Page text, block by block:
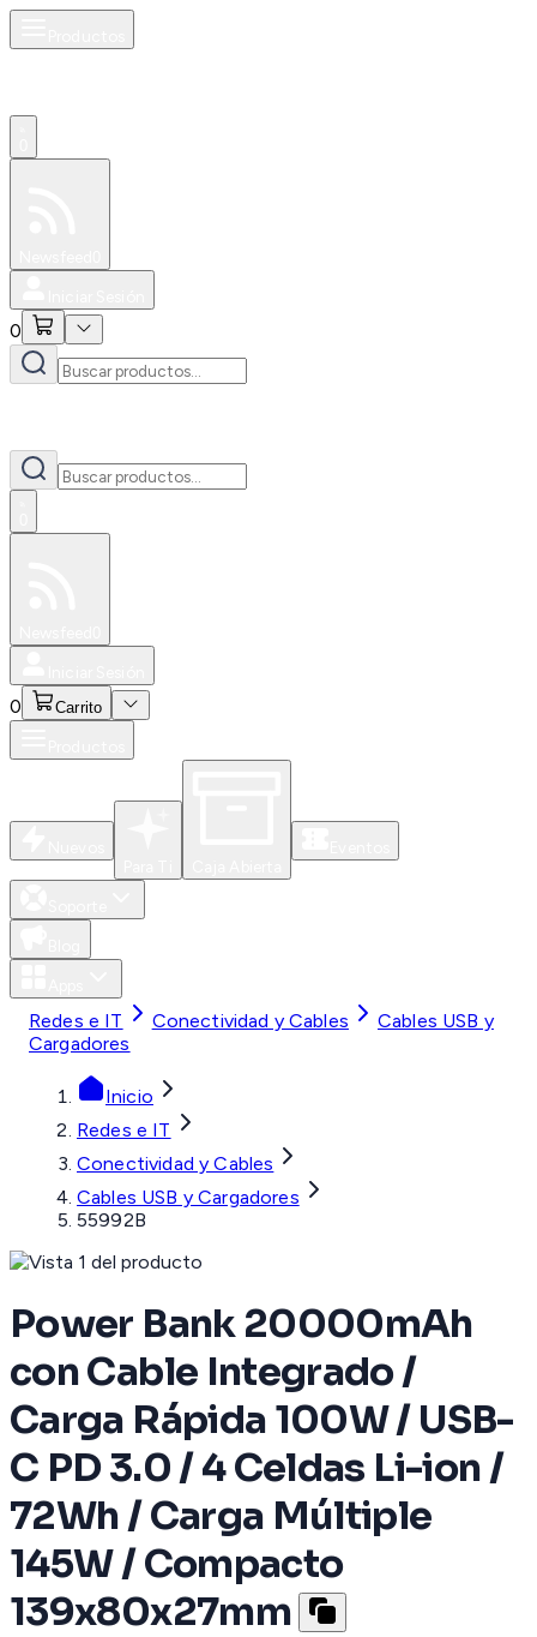
0
0 Carrito
Redes e IT Conectividad y Cables
Cables USB y
Cargadores
Inicio
Redes e IT
Conectividad y Cables
Cables USB y Cargadores
55992B
Power Bank 20000mAh
con Cable Integrado /
Carga Rápida 100W / USB-
C PD 3.0 / 4 Celdas Li-ion /
72Wh / Carga Múltiple
145W / Compacto
139x80x27mm